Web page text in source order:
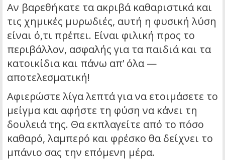
Αν βαρεθήκατε τα ακριβά καθαριστικά και
τις χημικές μυρωδιές, αυτή η φυσική λύση
είναι ό,τι πρέπει. Είναι φιλική προς το
περιβάλλον, ασφαλής για τα παιδιά και τα
κατοικίδια και πάνω απ’ όλα —
αποτελεσματική!
Αφιερώστε λίγα λεπτά για να ετοιμάσετε το
μείγμα και αφήστε τη φύση να κάνει τη
δουλειά της. Θα εκπλαγείτε από το πόσο
καθαρό, λαμπερό και φρέσκο θα δείχνει το
μπάνιο σας την επόμενη μέρα.